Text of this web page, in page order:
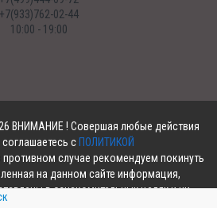
+7(933)762-02-44
10:00 - 19:00
ВНИМАНИЕ ! Совершая любые действия
с ПОЛИТИКОЙ
противном случае рекомендуем покинуть
на данном сайте информация,
в ознакомительных целях и ни